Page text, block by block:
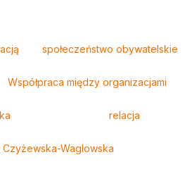
społeczeństwo obywatelskie
Współpraca między organizacjami
relacja
Czyżewska-Waglowska